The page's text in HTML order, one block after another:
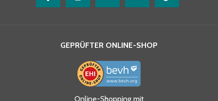
Ja, ich habe die
GEPRÜFTER ONLINE-SHOP
Online-Shopping mit